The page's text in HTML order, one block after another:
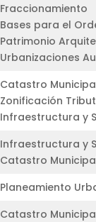
Fraccionamiento
Bases para el
Patrimonio
Urbanizaciones
Catastro
Zonificación
Infraestructura y
Infraestructura y
Catastro
Planeamiento
Catastro